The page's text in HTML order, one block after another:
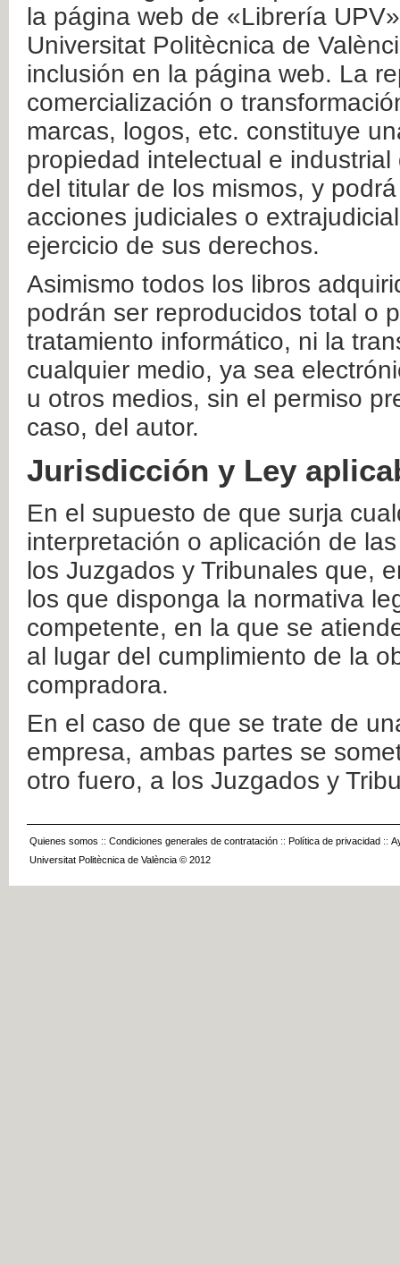
la página web de «Librería
Universitat Politècnica de
inclusión en la página web. La
comercialización o
marcas, logos, etc. constituye
propiedad intelectual e
del titular de los mismos, y
acciones judiciales o
ejercicio de sus derechos.
Asimismo todos los libros
podrán ser reproducidos total o
tratamiento informático, ni la
cualquier medio, ya sea
u otros medios, sin el permiso
caso, del autor.
Jurisdicción y Ley
En el supuesto de que surja
interpretación o aplicación de
los Juzgados y Tribunales que,
los que disponga la normativa
competente, en la que se
al lugar del cumplimiento de la
compradora.
En el caso de que se trate de
empresa, ambas partes se
otro fuero, a los Juzgados y
Quienes somos :: Condiciones generales de contratación :: Política de privacidad ::
Universitat Politècnica de València © 2012